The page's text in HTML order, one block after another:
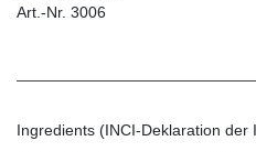
Art.-Nr. 3006
Ingredients (INCI-Deklaration der